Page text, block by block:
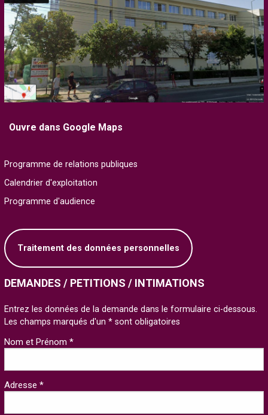
Ouvre dans Google Maps
Programme de relations publiques
Calendrier d'exploitation
Programme d'audience
Traitement des données personnelles
DEMANDES / PETITIONS / INTIMATIONS
Entrez les données de la demande dans le formulaire ci-dessous.
Les champs marqués d'un * sont obligatoires
Nom et Prénom *
Adresse *